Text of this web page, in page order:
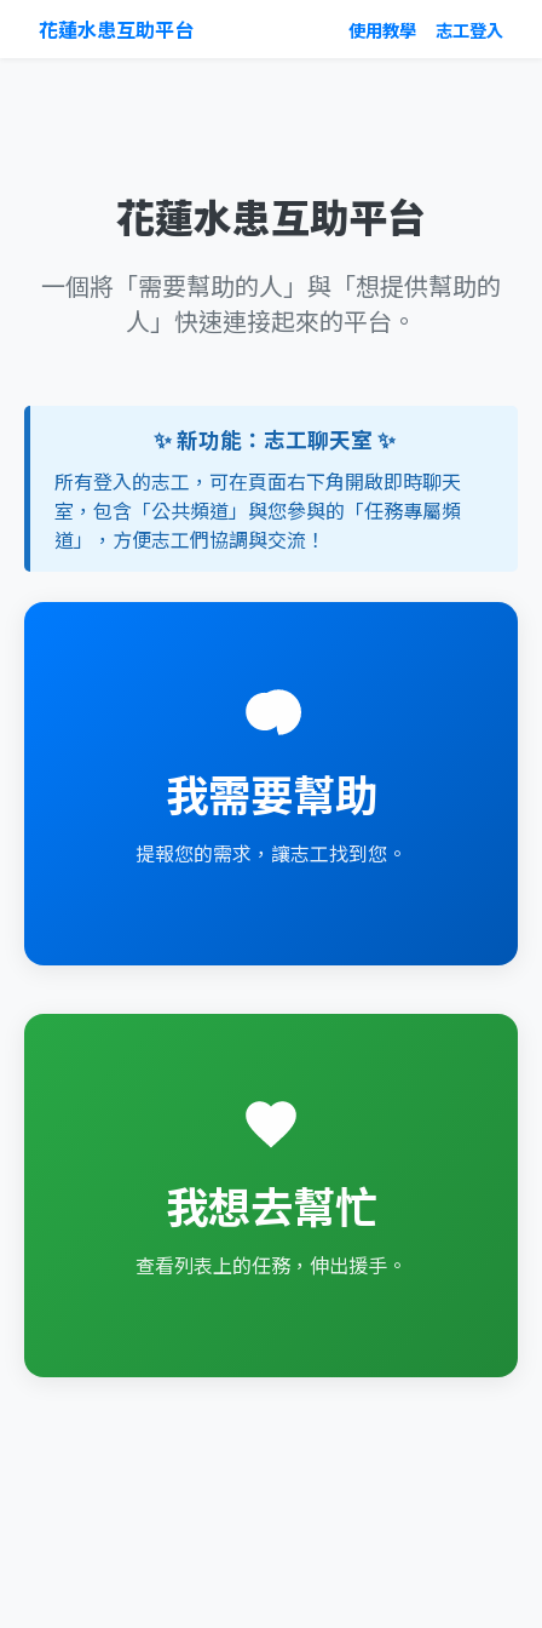
花蓮水患互助平台 使用教學 志工登入
花蓮水患互助平台
一個將「需要幫助的人」與「想提供幫助的
人」快速連接起來的平台。
✨新功能：志工聊天室 ✨
所有登入的志工，可在頁面右下角開啟即時聊天
室，包含「公共頻道」與您參與的「任務專屬頻
道」，方便志工們協調與交流！
我需要幫助
提報您的需求，讓志工找到您。
我想去幫忙
查看列表上的任務，伸出援手。